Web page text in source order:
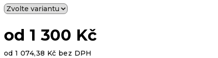
od1 300 Kč
od1 074,38 Kč bez DPH